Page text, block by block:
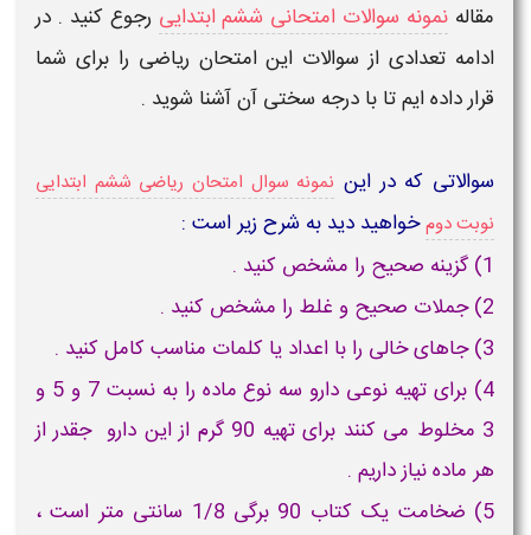
مقاله نمونه سوالات امتحانی ششم ابتدایی رجوع کنید . در
ادامه تعدادی از سوالات این امتحان ریاضی را برای شما
قرار داده ایم تا با درجه سختی آن آشنا شوید .
سوالاتی که در این نمونه سوال امتحان ریاضی ششم ابتدایی
نوبت دوم خواهید دید به شرح زیر است :
1) گزینه صحیح را مشخص کنید .
2) جملات صحیح و غلط را مشخص کنید .
3) جاهای خالی را با اعداد یا کلمات مناسب کامل کنید .
4) برای تهیه نوعی دارو سه نوع ماده را به نسبت 7 و 5 و
3 مخلوط می کنند برای تهیه 90 گرم از این دارو جقدر از
هر ماده نیاز داریم .
5) ضخامت یک کتاب 90 برگی 1/8 سانتی متر است ،